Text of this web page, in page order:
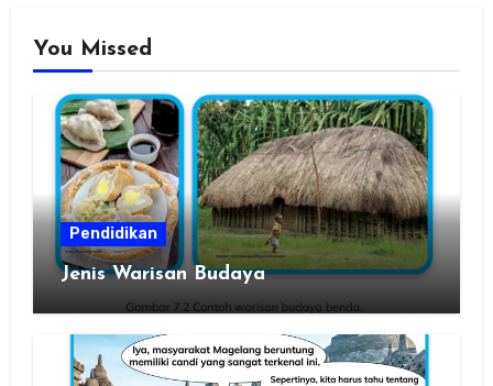
You Missed
Pendidikan
Jenis Warisan Budaya